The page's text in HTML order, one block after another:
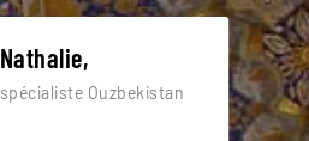
Nathalie,
spécialiste Ouzbekistan